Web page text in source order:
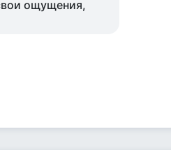
ощущения,